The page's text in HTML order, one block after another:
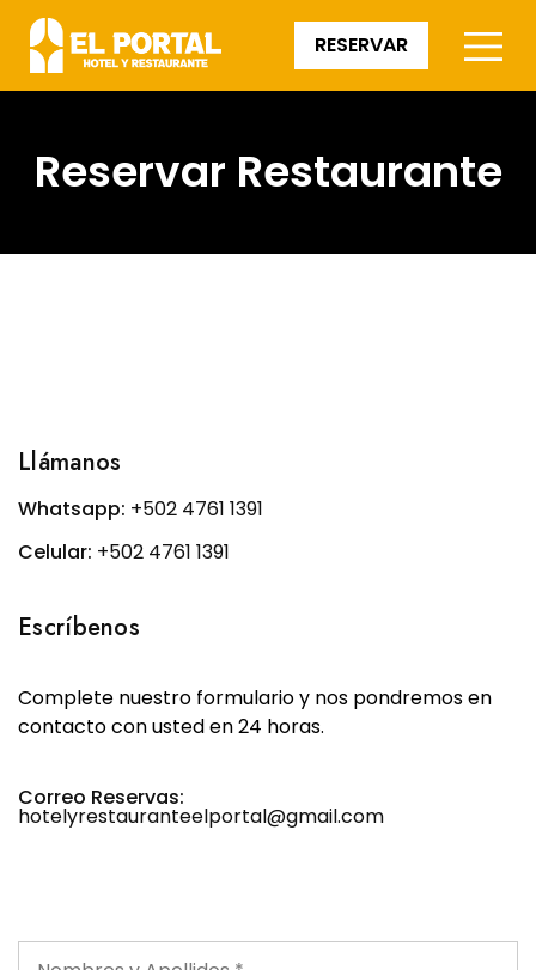
RESERVAR
Reservar Restaurante
Llámanos
Whatsapp: +502 4761 1391
Celular: +502 4761 1391
Escríbenos
Complete nuestro formulario y nos pondremos en
contacto con usted en 24 horas.
Correo Reservas:
hotelyrestauranteelportal@gmail.com